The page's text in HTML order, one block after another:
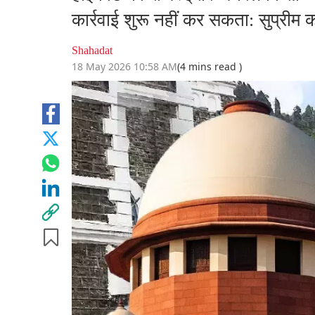
कार्रवाई शुरू नहीं कर सकता: सुप्रीम
Shahadat
18 May 2026 10:58 AM(4 mins read )